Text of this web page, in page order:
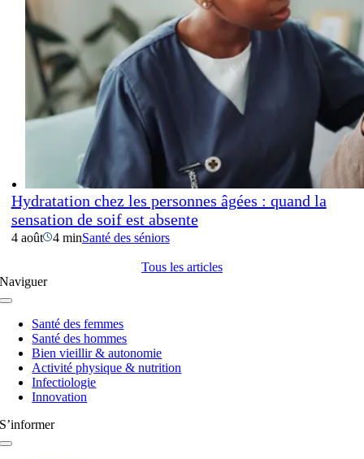
Hydratation chez les personnes âgées : quand la
sensation de soif est absente
4 août 4 minSanté des séniors
Tous les articles
Naviguer
Navigation
basculeSanté des femmes
Santé des hommes
Bien vieillir & autonomie
Activité physique & nutrition
Infectiologie
Innovation
S’informer
Navigation